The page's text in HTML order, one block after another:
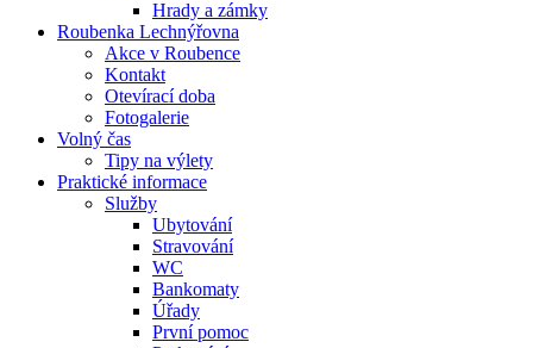
Hrady a zámky
Roubenka Lechnýřovna
Akce v Roubence
Kontakt
Otevírací doba
Fotogalerie
Volný čas
Tipy na výlety
Praktické informace
Služby
Ubytování
Stravování
WC
Bankomaty
Úřady
První pomoc